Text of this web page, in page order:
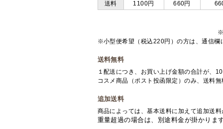
送料 1100円 660円
※
※小型便希望（税込220円）の方は、通信欄
送料無料
１配送につき、お買い上げ金額の合計が、
コスメ商品（ポスト投函限定）のみ、送料
追加送料
商品によっては、基本送料に加えて追加送
重量超過の場合は、別途料金が掛かりま